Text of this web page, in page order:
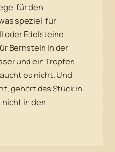
für den
speziell für
oder Edelsteine
Bernstein in der
und ein Tropfen
es nicht. Und
gehört das Stück in
nicht in den